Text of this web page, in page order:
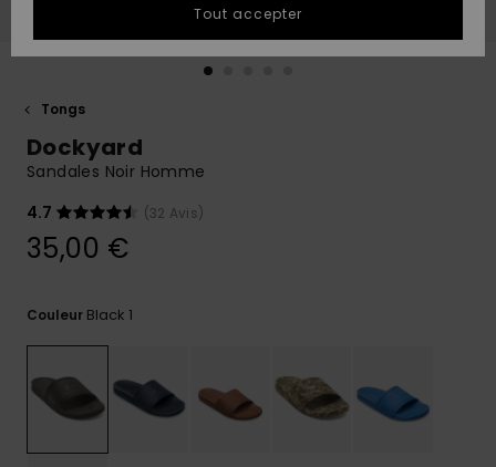
conversation
à votre
Démarrer
les plus
fréquentes
Tongs
Dockyard
Sandales Noir Homme
4.7
(32 Avis)
35,00 €
Couleur Black 1
Tout accepter